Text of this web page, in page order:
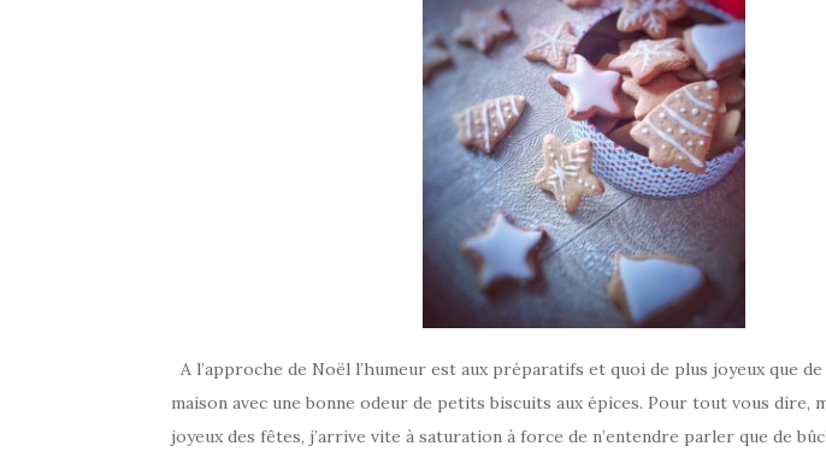
A l’approche de Noël l’humeur est aux préparatifs et quoi de plus joyeux que
maison avec une bonne odeur de petits biscuits aux épices. Pour tout vous dire,
joyeux des fêtes, j’arrive vite à saturation à force de n’entendre parler que de